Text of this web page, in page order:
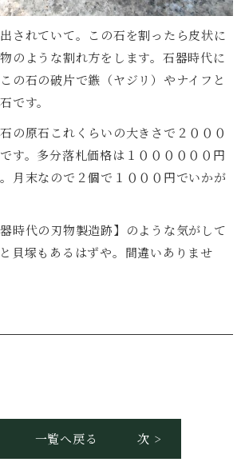
されていて。この石を割ったら皮状に
のような割れ方をします。石器時代に
の石の破片で鏃（ヤジリ）やナイフと
です。
の原石これくらいの大きさで２０００
す。多分落札価格は１００００００円
月末なので２個で１０００円でいかが
代の刃物製造跡】のような気がして
貝塚もあるはずや。間違いありませ
一覧へ戻る 次 >